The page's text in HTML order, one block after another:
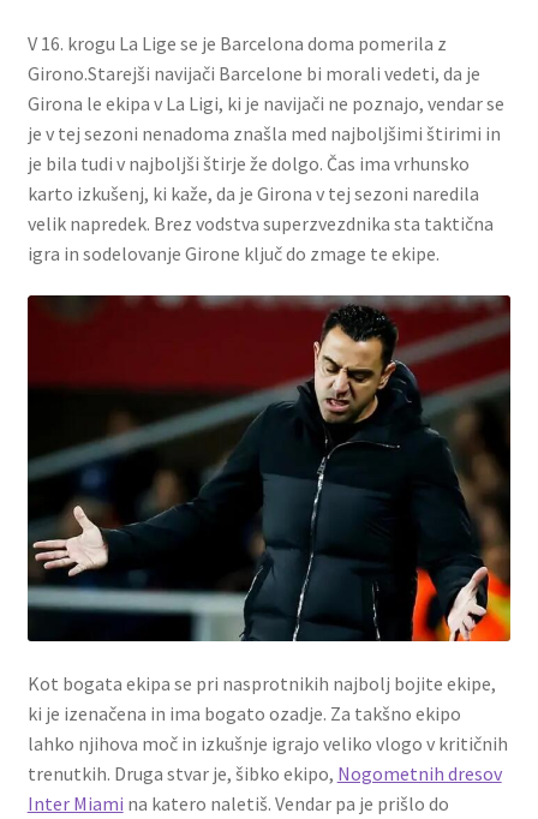
V 16. krogu La Lige se je Barcelona doma pomerila z
Girono.Starejši navijači Barcelone bi morali vedeti, da je
Girona le ekipa v La Ligi, ki je navijači ne poznajo, vendar se
je v tej sezoni nenadoma znašla med najboljšimi štirimi in
je bila tudi v najboljši štirje že dolgo. Čas ima vrhunsko
karto izkušenj, ki kaže, da je Girona v tej sezoni naredila
velik napredek. Brez vodstva superzvezdnika sta taktična
igra in sodelovanje Girone ključ do zmage te ekipe.
Kot bogata ekipa se pri nasprotnikih najbolj bojite ekipe,
ki je izenačena in ima bogato ozadje. Za takšno ekipo
lahko njihova moč in izkušnje igrajo veliko vlogo v kritičnih
trenutkih. Druga stvar je, šibko ekipo, Nogometnih dresov
Inter Miami na katero naletiš. Vendar pa je prišlo do